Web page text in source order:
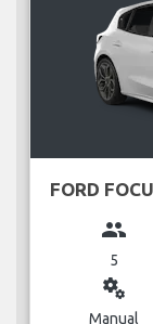
FORD
group
5
miscellaneous_services
Manual